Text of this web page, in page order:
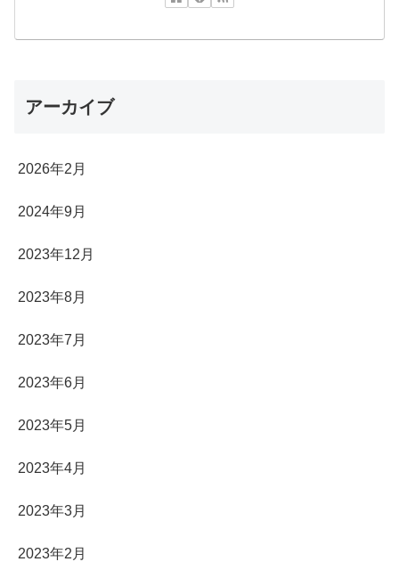
アーカイブ
2026年2月
2024年9月
2023年12月
2023年8月
2023年7月
2023年6月
2023年5月
2023年4月
2023年3月
2023年2月